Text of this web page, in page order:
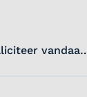
vandaag